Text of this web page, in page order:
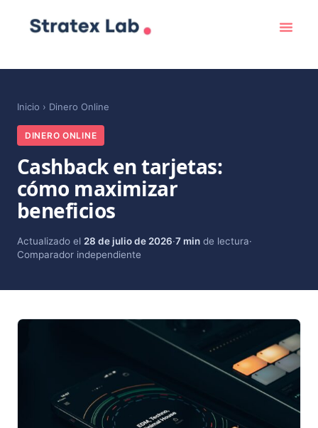
Inicio › Dinero Online
DINERO ONLINE
Cashback en tarjetas:
cómo maximizar
beneficios
Actualizado el 28 de julio de 2026·7 min de lectura·
Comparador independiente